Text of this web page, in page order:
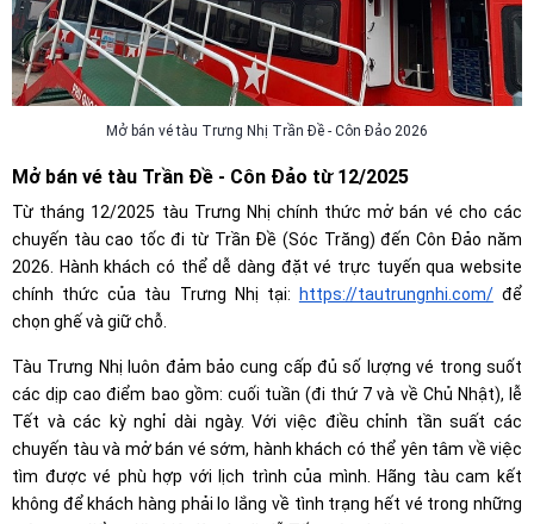
Mở bán vé tàu Trưng Nhị Trần Đề - Côn Đảo 2026
Mở bán vé tàu Trần Đề - Côn Đảo từ 12/2025
Từ tháng 12/2025 tàu Trưng Nhị chính thức mở bán vé cho các
chuyến tàu cao tốc đi từ Trần Đề (Sóc Trăng) đến Côn Đảo năm
2026. Hành khách có thể dễ dàng đặt vé trực tuyến qua website
chính thức của tàu Trưng Nhị tại: https://tautrungnhi.com/để
chọn ghế và giữ chỗ.
Tàu Trưng Nhị luôn đảm bảo cung cấp đủ số lượng vé trong suốt
các dịp cao điểm bao gồm: cuối tuần (đi thứ 7 và về Chủ Nhật), lễ
Tết và các kỳ nghỉ dài ngày. Với việc điều chỉnh tần suất các
chuyến tàu và mở bán vé sớm, hành khách có thể yên tâm về việc
tìm được vé phù hợp với lịch trình của mình. Hãng tàu cam kết
không để khách hàng phải lo lắng về tình trạng hết vé trong những